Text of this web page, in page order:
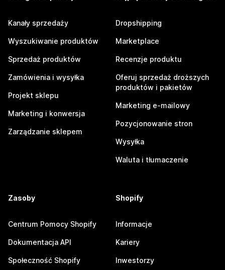
Kanały sprzedaży
Wyszukiwanie produktów
Sprzedaż produktów
Zamówienia i wysyłka
Projekt sklepu
Marketing i konwersja
Zarządzanie sklepem
Dropshipping
Marketplace
Recenzje produktu
Oferuj sprzedaż droższych
produktów i pakietów
Marketing e-mailowy
Pozycjonowanie stron
Wysyłka
Waluta i tłumaczenie
Zasoby
Centrum Pomocy Shopify
Dokumentacja API
Społeczność Shopify
Shopify
Informacje
Kariery
Inwestorzy